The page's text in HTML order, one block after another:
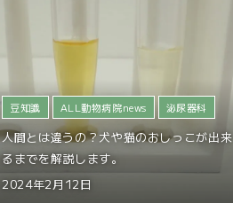
豆知識 ALL動物病院news 泌尿器科
人間とは違うの？犬や猫のおしっこが出来
るまでを解説します。
2024年2月12日